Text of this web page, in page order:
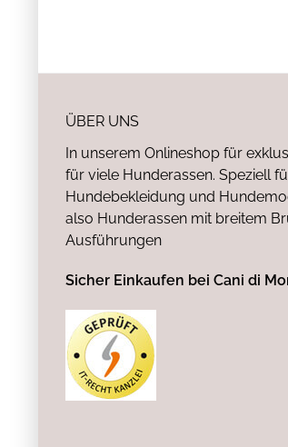
ÜBER UNS
In unserem Onlineshop für
für viele Hunderassen. Speziell
Hundebekleidung und
also Hunderassen mit breitem
Ausführungen
Sicher Einkaufen bei Cani di